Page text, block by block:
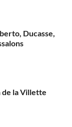
Ducasse,
de la Villette